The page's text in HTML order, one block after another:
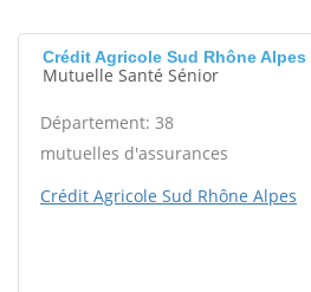
Crédit Agricole Sud Rhône Alpes
Mutuelle Santé Sénior
Département: 38
mutuelles d'assurances
Crédit Agricole Sud Rhône Alpes